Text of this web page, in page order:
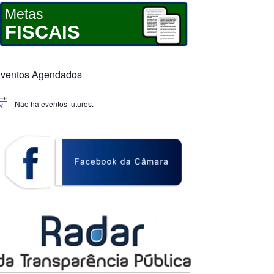
Metas
FISCAIS
Agendados
Não há eventos futuros.